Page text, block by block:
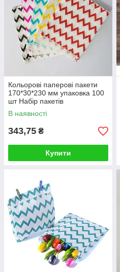
Кольорові паперові пакети
170*30*230 мм упаковка 100
шт Набір пакетів
подарункових паперових
маленьких
В наявності
343,75 ₴
Купити